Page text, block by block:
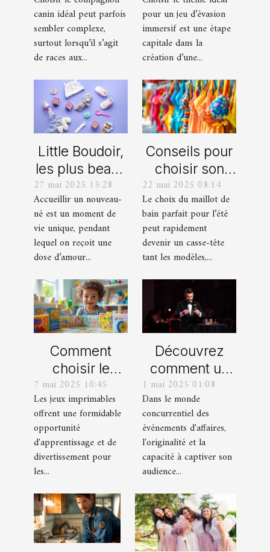
blanc suisse
et un berger
américain
miniature
canin idéal peut parfois
sembler complexe,
surtout lorsqu’il s’agit
de races aux...
pour votre
prochain jeu
d'évasion
immersif
pour un jeu d’évasion
immersif est une étape
capitale dans la
création d’une...
Little Boudoir,
les plus beaux
cadeaux de
naissance
personnalisés
!
27 mai 2025 15:28
Accueillir un nouveau-
né est un moment de
vie unique, pendant
lequel on reçoit une
dose d’amour...
Conseils pour
choisir son
maillot de bain
idéal pour l'été
22 mai 2025 08:14
Le choix du maillot de
bain parfait pour l’été
peut rapidement
devenir un casse-tête
tant les modèles,...
Comment
choisir le
meilleur jeu
imprimable
pour votre
enfant
7 mai 2025 10:45
Les jeux imprimables
offrent une formidable
opportunité
d'apprentissage et de
divertissement pour
les...
Découvrez
comment un
spectacle de
magie
transforme les
événements
professionnels
1 mai 2025 01:08
Dans le monde
concurrentiel des
événements d'affaires,
l'originalité et la
capacité à captiver son
audience...